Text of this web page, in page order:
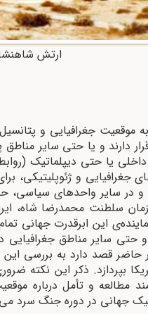
ارتش
موقعیت جغرافیایی و
دارند و یا حتی سایر
یا حتی دیپلماتیک
جغرافیایی و ژئوپلیتیکی،
در سایر واحدهای سیاسی،
سلطنت محمدرضا شاه،
این ابرقدرت جهانی
حتی سایر مناطق
حاضر قصد دارد به بررسی
بپردازد. ذکر این نکته
مطالعه و تأمل درباره
جهانی در دوره جنگ سرد